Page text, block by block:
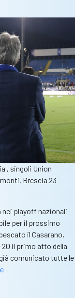
, singoli Union
Brescia 23
nei playoff nazionali
per il prossimo
il Casarano,
20 il primo atto della
comunicato tutte le
Union